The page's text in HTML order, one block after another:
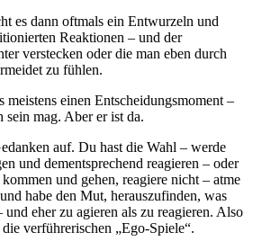
es dann oftmals ein Entwurzeln und
Reaktionen – und der
verstecken oder die man eben durch
zu fühlen.
meistens einen Entscheidungsmoment –
sein mag. Aber er ist da.
auf. Du hast die Wahl – werde
und dementsprechend reagieren – oder
und gehen, reagiere nicht – atme
habe den Mut, herauszufinden, was
eher zu agieren als zu reagieren. Also
verführerischen „Ego-Spiele“.